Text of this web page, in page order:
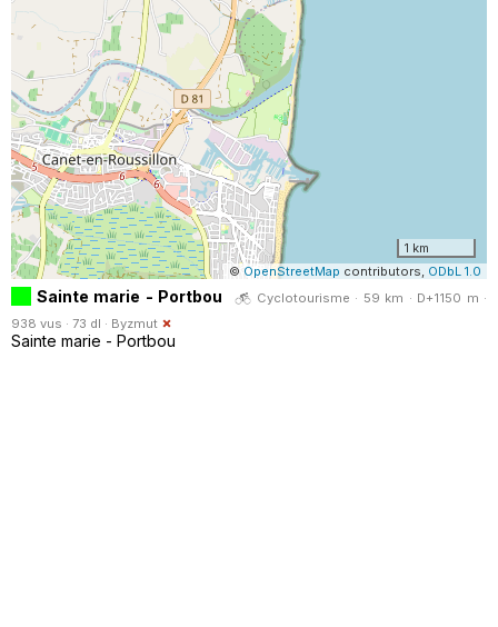
1 km
© OpenStreetMap contributors, ODbL 1.0
Sainte marie - Portbou
Cyclotourisme · 59 km · D+1150 m ·
938 vus · 73 dl · Byzmut
Sainte marie - Portbou